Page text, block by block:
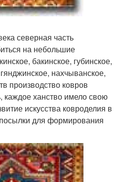
северная часть
на небольшие
бакинское, губинское,
нахчыванское,
производство ковров
каждое ханство имело свою
искусства ковроделия в
для формирования